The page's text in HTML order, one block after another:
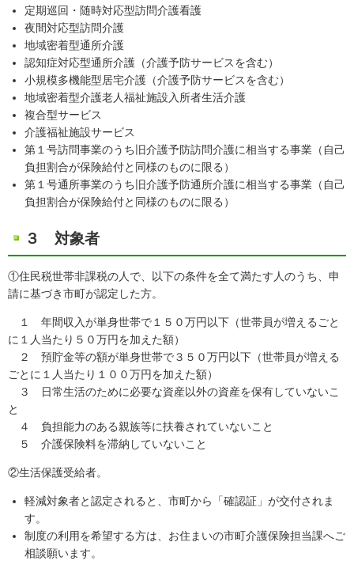
定期巡回・随時対応型訪問介護看護
夜間対応型訪問介護
地域密着型通所介護
認知症対応型通所介護（介護予防サービスを含む）
小規模多機能型居宅介護（介護予防サービスを含む）
地域密着型介護老人福祉施設入所者生活介護
複合型サービス
介護福祉施設サービス
第１号訪問事業のうち旧介護予防訪問介護に相当する事業（自己
負担割合が保険給付と同様のものに限る）
第１号通所事業のうち旧介護予防通所介護に相当する事業（自己
負担割合が保険給付と同様のものに限る）
３ 対象者
①住民税世帯非課税の人で、以下の条件を全て満たす人のうち、申
請に基づき市町が認定した方。
１ 年間収入が単身世帯で１５０万円以下（世帯員が増えるごと
に１人当たり５０万円を加えた額）
２ 預貯金等の額が単身世帯で３５０万円以下（世帯員が増える
ごとに１人当たり１００万円を加えた額）
３ 日常生活のために必要な資産以外の資産を保有していないこ
と
４ 負担能力のある親族等に扶養されていないこと
５ 介護保険料を滞納していないこと
②生活保護受給者。
軽減対象者と認定されると、市町から「確認証」が交付されま
す。
制度の利用を希望する方は、お住まいの市町介護保険担当課へご
相談願います。